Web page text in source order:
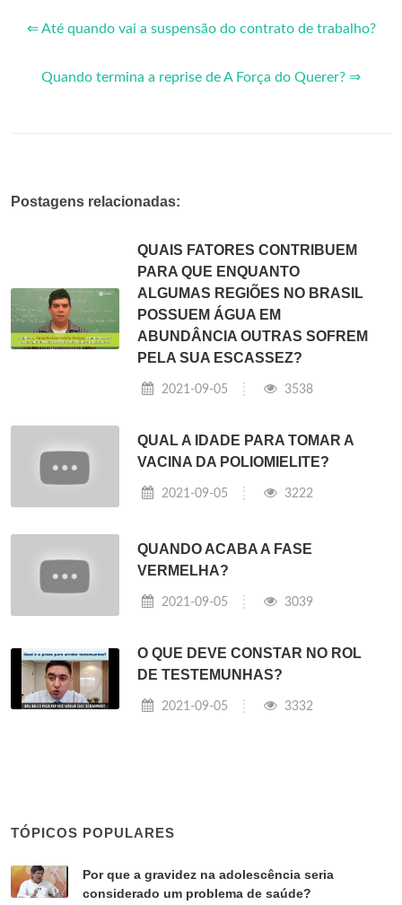
⇐ Até quando vai a suspensão do contrato de trabalho?
Quando termina a reprise de A Força do Querer? ⇒
Postagens relacionadas:
QUAIS FATORES CONTRIBUEM
PARA QUE ENQUANTO
ALGUMAS REGIÕES NO BRASIL
POSSUEM ÁGUA EM
ABUNDÂNCIA OUTRAS SOFREM
PELA SUA ESCASSEZ?
2021-09-05 3538
QUAL A IDADE PARA TOMAR A
VACINA DA POLIOMIELITE?
2021-09-05 3222
QUANDO ACABA A FASE
VERMELHA?
2021-09-05 3039
O QUE DEVE CONSTAR NO ROL
DE TESTEMUNHAS?
2021-09-05 3332
TÓPICOS POPULARES
Por que a gravidez na adolescência seria
considerado um problema de saúde?